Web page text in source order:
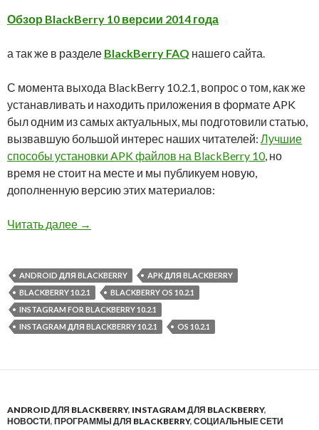
Обзор BlackBerry 10 версии 2014 года
а так же в разделе BlackBerry FAQ нашего сайта.
С момента выхода BlackBerry 10.2.1, вопрос о том, как же
устанавливать и находить приложения в формате APK
был одним из самых актуальных, мы подготовили статью,
вызвавшую большой интерес наших читателей: Лучшие
способы установки APK файлов на BlackBerry 10, но
время не стоит на месте и мы публикуем новую,
дополненную версию этих материалов:
Читать далее Обновлено: Лучшие способы установки
→
ANDROID ДЛЯ BLACKBERRY
APK ДЛЯ BLACKBERRY
BLACKBERRY 10.2.1
BLACKBERRY OS 10.2.1
INSTAGRAM FOR BLACKBERRY 10.2.1
INSTAGRAM ДЛЯ BLACKBERRY 10.2.1
OS 10.2.1
ANDROID ДЛЯ BLACKBERRY, INSTAGRAM ДЛЯ BLACKBERRY,
НОВОСТИ, ПРОГРАММЫ ДЛЯ BLACKBERRY, СОЦИАЛЬНЫЕ СЕТИ